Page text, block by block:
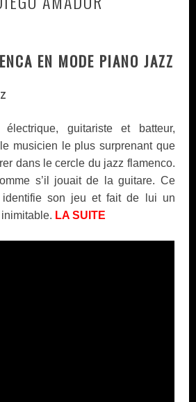
EN MODE PIANO JAZZ
électrique, guitariste et batteur,
musicien le plus surprenant que
dans le cercle du jazz flamenco.
s’il jouait de la guitare. Ce
identifie son jeu et fait de lui un
LA SUITE